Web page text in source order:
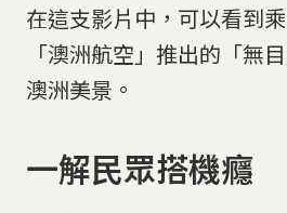
在這支影片中，可以看到
「澳洲航空」推出的「無
澳洲美景。
一解民眾搭機癮